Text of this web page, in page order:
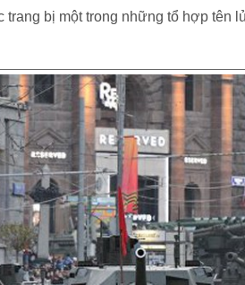
trang bị một trong những tổ hợp tên